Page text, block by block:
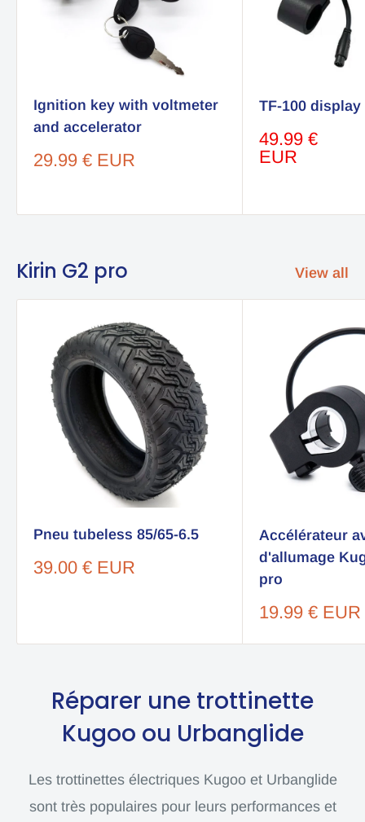
Ignition key with voltmeter
and accelerator
Sale
29.99 € EUR
TF-100
Sale
price
49.99 €
EUR
Kirin G2 pro View all
Pneu tubeless 85/65-6.5
Sale
39.00 € EUR
Accélérateur
d'allumage
pro
Sale
19.99 € EUR
Réparer une trottinette
Kugoo ou Urbanglide
Les trottinettes électriques Kugoo et Urbanglide
sont très populaires pour leurs performances et